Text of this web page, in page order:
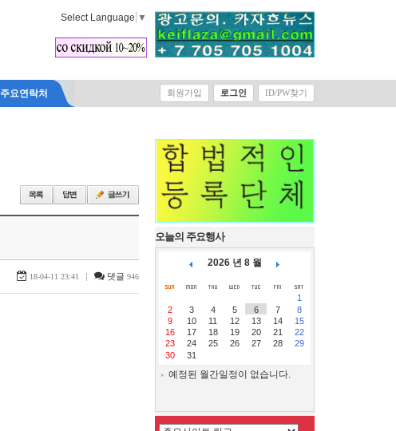
Select Language ▼
주요연락처 회원가입 로그인 ID/PW찾기
18-04-11 23:41 | 댓글 946
오늘의 주요행사
2026 년 8 월
1
2
3 4 5 6 7
8
9
10 11 12 13 14
15
16
17 18 19 20 21
22
23
24 25 26 27 28
29
30
31
예정된 월간일정이 없습니다.